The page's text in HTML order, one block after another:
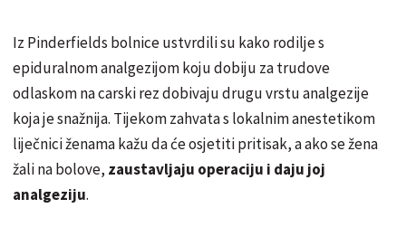
Iz Pinderfields bolnice ustvrdili su kako rodilje s
epiduralnom analgezijom koju dobiju za trudove
odlaskom na carski rez dobivaju drugu vrstu analgezije
koja je snažnija. Tijekom zahvata s lokalnim anestetikom
liječnici ženama kažu da će osjetiti pritisak, a ako se žena
žali na bolove, zaustavljaju operaciju i daju joj
analgeziju.